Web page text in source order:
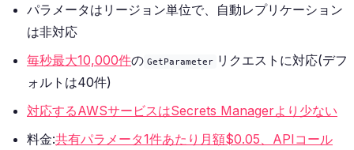
パラメータはリージョン単位で、自動レプリケーション
は非対応
毎秒最大10,000件の GetParameter リクエストに対応(デフ
ォルトは40件)
対応するAWSサービスはSecrets Managerより少ない
料金:共有パラメータ1件あたり月額$0.05、APIコール